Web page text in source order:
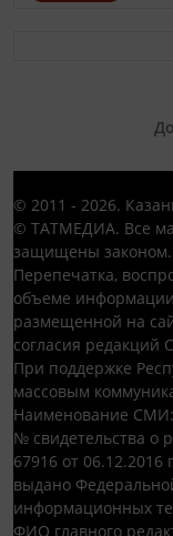
© 2011 - 2026.
© ТАТМЕДИА. Все
защищены законом.
Перепечатка,
объеме
размещенной на
согласия редакций
При поддержке
массовым
Наименование
№ свидетельства о
67916 от 06.12.2016
выдано
информационных
ФИО главного